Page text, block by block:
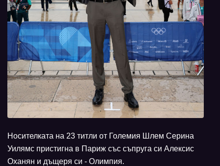
Носителката на 23 титли от Големия Шлем Серина
Уилямс пристигна в Париж със съпруга си Алексис
Оханян и дъщеря си - Олимпия.